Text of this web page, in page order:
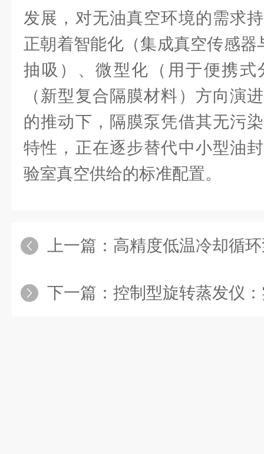
发展，对无油真空环境的需求
正朝着智能化（集成真空传感
抽吸）、微型化（用于便携式
（新型复合隔膜材料）方向演
的推动下，隔膜泵凭借其无污
特性，正在逐步替代中小型油
验室真空供给的标准配置。
上一篇： 高精度低温冷却循环泵：现
下一篇： 控制型旋转蒸发仪：实